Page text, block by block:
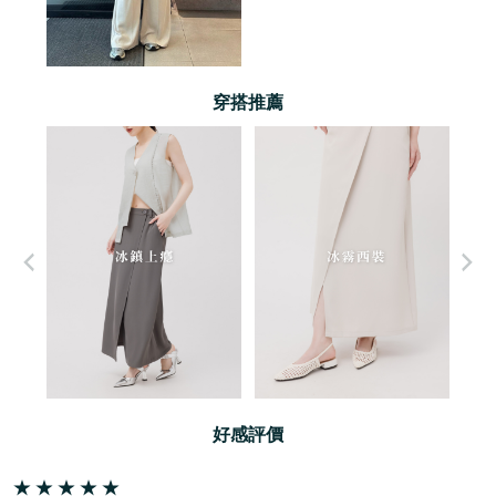
穿搭推薦
好感評價